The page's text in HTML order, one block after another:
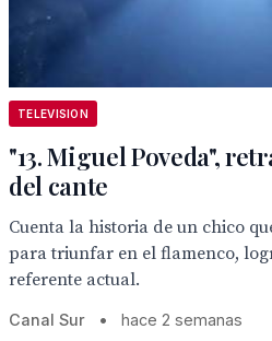
TELEVISION
"13. Miguel Poveda",
del cante
Cuenta la historia de un chico
para triunfar en el flamenco,
referente actual.
Canal Sur • hace 2 semanas